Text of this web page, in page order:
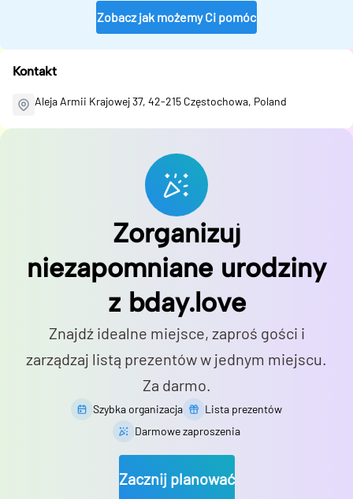
Zobacz jak możemy Ci pomóc
Kontakt
Aleja Armii Krajowej 37, 42-215 Częstochowa, Poland
Zorganizuj
niezapomniane urodziny
z bday.love
Znajdź idealne miejsce, zaproś gości i
zarządzaj listą prezentów w jednym miejscu.
Za darmo.
Szybka organizacja
Lista prezentów
Darmowe zaproszenia
Zacznij planować